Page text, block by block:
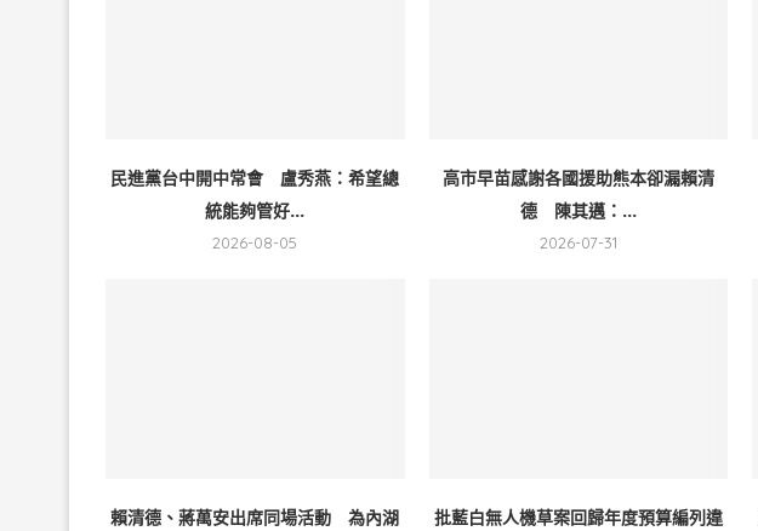
民進黨台中開中常會 盧秀燕：希望總
統能夠管好...
2026-08-05
高市早苗感謝各國援助熊本卻漏賴清
德 陳其邁：...
2026-07-31
賴清德、蔣萬安出席同場活動 為內湖
批藍白無人機草案回歸年度預算編列違